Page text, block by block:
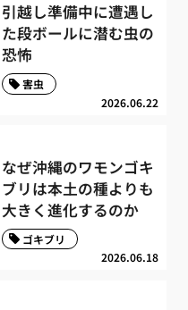
引越し準備中に遭遇し
た段ボールに潜む虫の
恐怖
2026.06.22
害虫
なぜ沖縄のワモンゴキ
ブリは本土の種よりも
大きく進化するのか
2026.06.18
ゴキブリ